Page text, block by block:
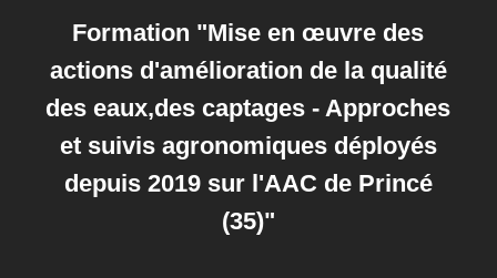
Formation "Mise en œuvre des
actions d'amélioration de la qualité
des eaux,des captages - Approches
et suivis agronomiques déployés
depuis 2019 sur l'AAC de Princé
(35)"